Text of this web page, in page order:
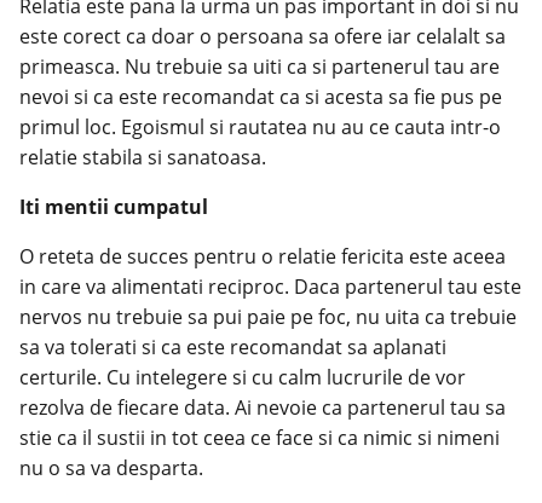
Relatia este pana la urma un pas important in doi si nu
este corect ca doar o persoana sa ofere iar celalalt sa
primeasca. Nu trebuie sa uiti ca si partenerul tau are
nevoi si ca este recomandat ca si acesta sa fie pus pe
primul loc. Egoismul si rautatea nu au ce cauta intr-o
relatie stabila si sanatoasa.
Iti mentii cumpatul
O reteta de succes pentru o relatie fericita este aceea
in care va alimentati reciproc. Daca partenerul tau este
nervos nu trebuie sa pui paie pe foc, nu uita ca trebuie
sa va tolerati si ca este recomandat sa aplanati
certurile. Cu intelegere si cu calm lucrurile de vor
rezolva de fiecare data. Ai nevoie ca partenerul tau sa
stie ca il sustii in tot ceea ce face si ca nimic si nimeni
nu o sa va desparta.